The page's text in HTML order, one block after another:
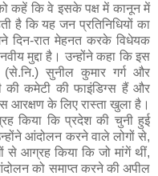
कहें कि वे इसके पक्ष में कानून में
है कि यह जन प्रतिनिधियों का
दिन-रात मेहनत करके विधेयक
मुद्दा है। उन्होंने कहा कि इस
(से.नि.) सुनील कुमार गर्ग और
की कमेटी की फाइंडिग्स हैं और
के लिए रास्ता खुला है।
किया कि प्रदेश की चुनी हुई
आंदोलन करने वाले लोगों से,
आग्रह किया कि जो मांगें थीं,
को समाप्त करने की अपील